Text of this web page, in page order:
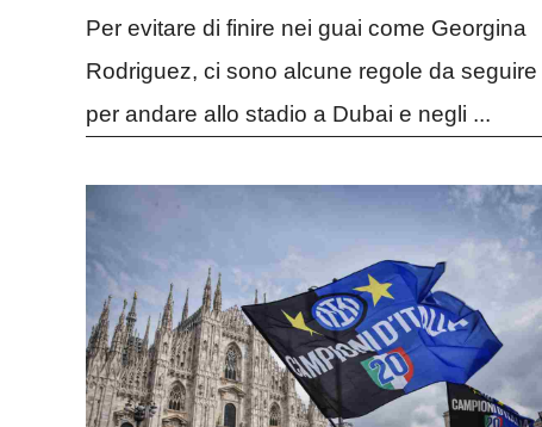
Per evitare di finire nei guai come Georgina
Rodriguez, ci sono alcune regole da seguire
per andare allo stadio a Dubai e negli ...